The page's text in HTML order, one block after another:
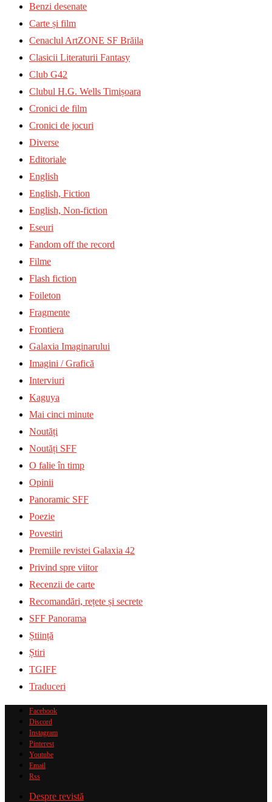
Benzi desenate
Carte și film
Cenaclul ArtZONE SF Brăila
Clasicii Literaturii Fantasy
Club G42
Clubul H.G. Wells Timișoara
Cronici de film
Cronici de jocuri
Diverse
Editoriale
English
English, Fiction
English, Non-fiction
Eseuri
Fandom off the record
Filme
Flash fiction
Foileton
Fragmente
Frontiera
Galaxia Imaginarului
Imagini / Grafică
Interviuri
Kaguya
Mai cinci minute
Noutăți
Noutăți SFF
O falie în timp
Opinii
Panoramic SFF
Poezie
Povestiri
Premiile revistei Galaxia 42
Privind spre viitor
Recenzii de carte
Recomandări, rețete și secrete
SFF Panorama
Știință
Știri
TGIFF
Traduceri
Facebook
Discord
Instagram
Pinterest
Youtube
Email
Rss
Despre revistă